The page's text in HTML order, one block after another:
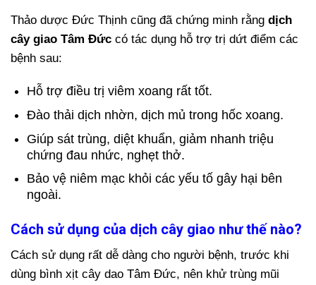
Thảo dược Đức Thịnh cũng đã chứng minh rằng dịch
cây giao Tâm Đức có tác dụng hỗ trợ trị dứt điểm các
bệnh sau:
Hỗ trợ điều trị viêm xoang rất tốt.
Đào thải dịch nhờn, dịch mủ trong hốc xoang.
Giúp sát trùng, diệt khuẩn, giảm nhanh triệu
chứng đau nhức, nghẹt thở.
Bảo vệ niêm mạc khỏi các yếu tố gây hại bên
ngoài.
Cách sử dụng của dịch cây giao như thế nào?
Cách sử dụng rất dễ dàng cho người bệnh, trước khi
dùng bình xịt cây dao Tâm Đức, nên khử trùng mũi